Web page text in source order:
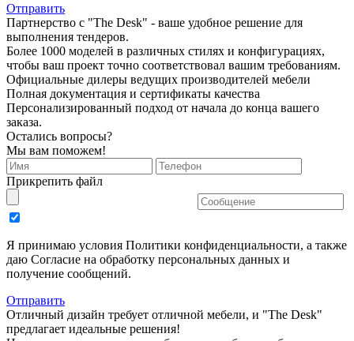
Отправить
Партнерство с "The Desk" - ваше удобное решение для
выполнения тендеров.
Более 1000 моделей в различных стилях и конфигурациях,
чтобы ваш проект точно соответствовал вашим требованиям.
Официальные дилеры ведущих производителей мебели
Полная документация и сертификаты качества
Персонализированный подход от начала до конца вашего
заказа.
Остались вопросы?
Мы вам поможем!
Прикрепить файл
Я принимаю условия Политики конфиденциальности, а также
даю Согласие на обработку персональных данных и
получение сообщений.
Отправить
Отличный дизайн требует отличной мебели, и "The Desk"
предлагает идеальные решения!